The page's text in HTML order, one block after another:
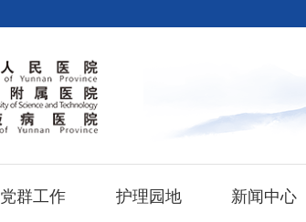
党群工作 护理园地 新闻中心